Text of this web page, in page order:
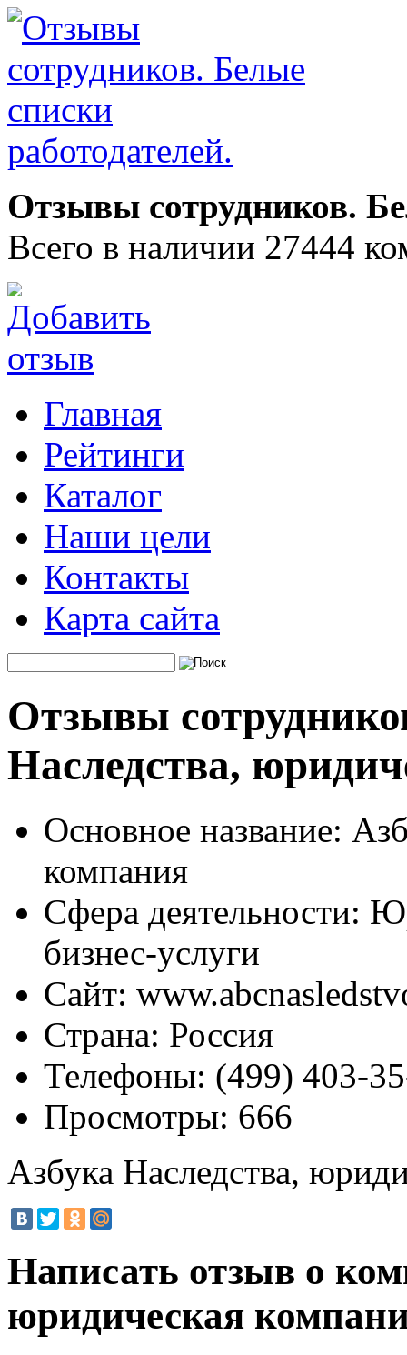
Отзывы сотрудников.
Всего в наличии 27444
Главная
Рейтинги
Каталог
Наши цели
Контакты
Карта сайта
Отзывы
Наследства,
Основное название:
компания
Сфера деятельности:
бизнес-услуги
Сайт:
Страна: Россия
Телефоны: (499) 403-
Просмотры: 666
Азбука Наследства,
Написать отзыв о
юридическая